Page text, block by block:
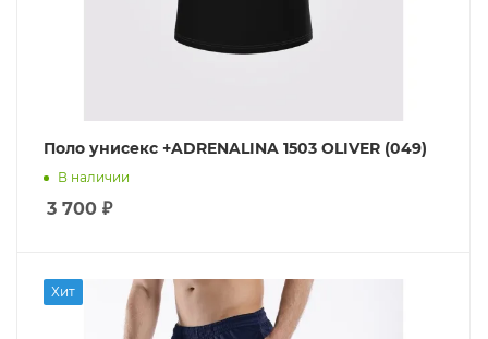
Поло унисекс +ADRENALINA 1503 OLIVER (049)
В наличии
3 700 ₽
Хит